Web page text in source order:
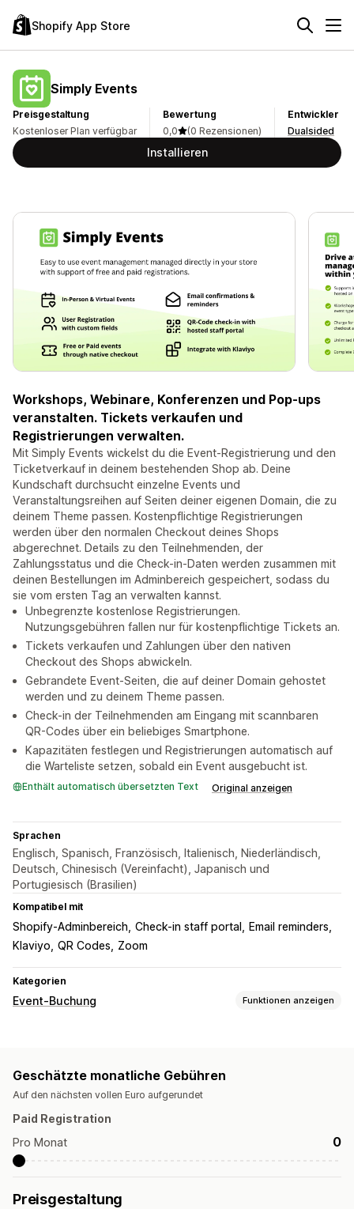
Shopify App Store
Simply Events
Preisgestaltung
Kostenloser Plan verfügbar
Bewertung
0,0
(0 Rezensionen)
Entwickler
Dualsided
Installieren
Workshops, Webinare, Konferenzen und Pop-ups
veranstalten. Tickets verkaufen und
Registrierungen verwalten.
Mit Simply Events wickelst du die Event-Registrierung und den
Ticketverkauf in deinem bestehenden Shop ab. Deine
Kundschaft durchsucht einzelne Events und
Veranstaltungsreihen auf Seiten deiner eigenen Domain, die zu
deinem Theme passen. Kostenpflichtige Registrierungen
werden über den normalen Checkout deines Shops
abgerechnet. Details zu den Teilnehmenden, der
Zahlungsstatus und die Check-in-Daten werden zusammen mit
deinen Bestellungen im Adminbereich gespeichert, sodass du
sie vom ersten Tag an verwalten kannst.
Unbegrenzte kostenlose Registrierungen.
Nutzungsgebühren fallen nur für kostenpflichtige Tickets an.
Tickets verkaufen und Zahlungen über den nativen
Checkout des Shops abwickeln.
Gebrandete Event-Seiten, die auf deiner Domain gehostet
werden und zu deinem Theme passen.
Check-in der Teilnehmenden am Eingang mit scannbaren
QR-Codes über ein beliebiges Smartphone.
Kapazitäten festlegen und Registrierungen automatisch auf
die Warteliste setzen, sobald ein Event ausgebucht ist.
Enthält automatisch übersetzten Text Original anzeigen
Sprachen
Englisch, Spanisch, Französisch, Italienisch, Niederländisch,
Deutsch, Chinesisch (Vereinfacht), Japanisch und
Portugiesisch (Brasilien)
Kompatibel mit
Shopify-Adminbereich Check-in staff portal
Email reminders
Klaviyo QR Codes Zoom
Kategorien
Event-Buchung Funktionen anzeigen
Benutzerdefinierte Events
Kalender
Tickets
Check-in für Event
Buchungsseiten Benutzerdefinierte Formulare
Geschätzte monatliche Gebühren
Auf den nächsten vollen Euro aufgerundet
Paid Registration
Pro Monat
0
Preisgestaltung